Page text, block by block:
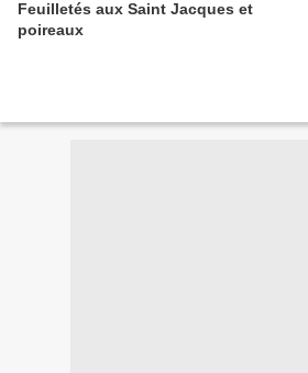
Feuilletés aux Saint Jacques et
poireaux